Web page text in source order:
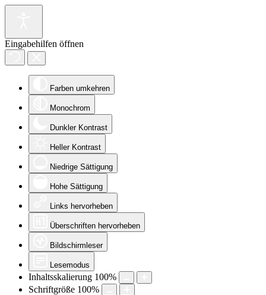
Eingabehilfen öffnen
Farben umkehren
Monochrom
Dunkler Kontrast
Heller Kontrast
Niedrige Sättigung
Hohe Sättigung
Links hervorheben
Überschriften hervorheben
Bildschirmleser
Lesemodus
Inhaltsskalierung 100%
Schriftgröße 100%